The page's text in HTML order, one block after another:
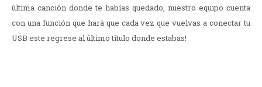
última canción donde te habías quedado, nuestro equipo cuenta
con una función que hará que cada vez que vuelvas a conectar tu
USB este regrese al último título donde estabas!